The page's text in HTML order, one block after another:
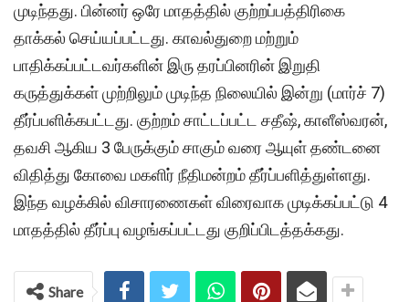
முடிந்தது. பின்னர் ஒரே மாதத்தில் குற்றப்பத்திரிகை
தாக்கல் செய்யப்பட்டது. காவல்துறை மற்றும்
பாதிக்கப்பட்டவர்களின் இரு தரப்பினரின் இறுதி
கருத்துக்கள் முற்றிலும் முடிந்த நிலையில் இன்று (மார்ச் 7)
தீர்ப்பளிக்கபட்டது. குற்றம் சாட்டப்பட்ட சதீஷ், காளீஸ்வரன்,
தவசி ஆகிய 3 பேருக்கும் சாகும் வரை ஆயுள் தண்டனை
விதித்து கோவை மகளிர் நீதிமன்றம் தீர்ப்பளித்துள்ளது.
இந்த வழக்கில் விசாரணைகள் விரைவாக முடிக்கப்பட்டு 4
மாதத்தில் தீர்ப்பு வழங்கப்பட்டது குறிப்பிடத்தக்கது.
Share